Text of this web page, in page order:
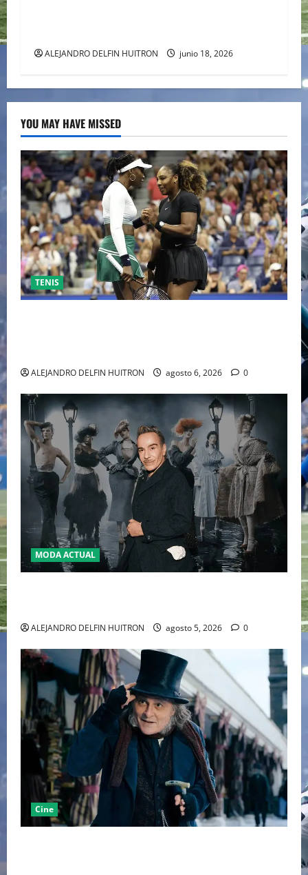
ALEJANDRO DELFIN HUITRON junio 18, 2026
YOU MAY HAVE MISSED
TENIS
ALEJANDRO DELFIN HUITRON agosto 6, 2026 0
MODA ACTUAL
ALEJANDRO DELFIN HUITRON agosto 5, 2026 0
Cine